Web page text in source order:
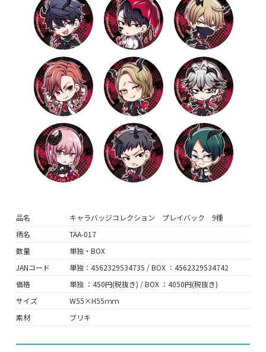
品名
キャラバッジコレクション プレイバック 9種
柄名
TAA-017
数量
単独・BOX
JANコード
単独：4562329534735 / BOX ：4562329534742
価格
単独 ：450円(税抜き) / BOX ：4050円(税抜き)
サイズ
W55×H55ｍｍ
素材
ブリキ